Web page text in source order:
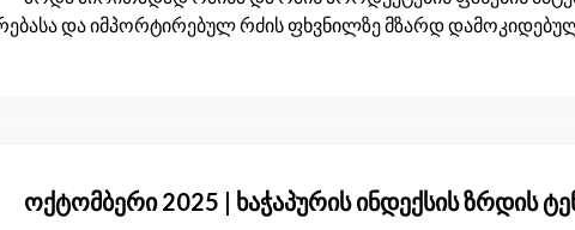
და იმპორტირებულ რძის ფხვნილზე მზარდ
ოქტომბერი 2025 | ხაჭაპურის ინდექსის ზრდის